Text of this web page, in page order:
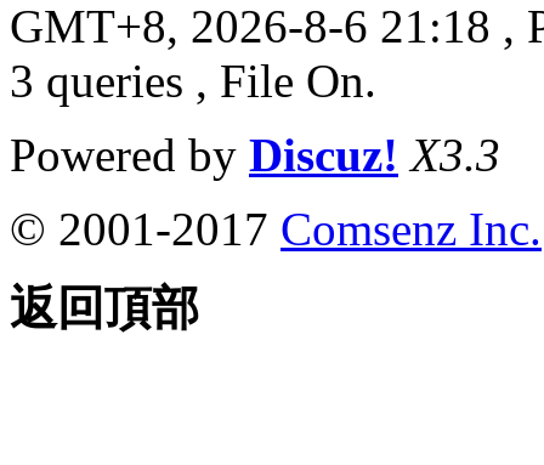
GMT+8, 2026-8-6 21:18 ,
3 queries , File On.
Powered by Discuz! X3.3
© 2001-2017 Comsenz Inc.
返回頂部